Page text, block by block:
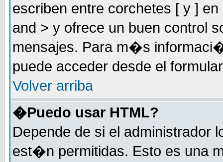
escriben entre corchetes [ y ]
and > y ofrece un buen control
mensajes. Para m�s
puede acceder desde el
Volver arriba
�Puedo usar HTML?
Depende de si el
est�n permitidas. Esto es una